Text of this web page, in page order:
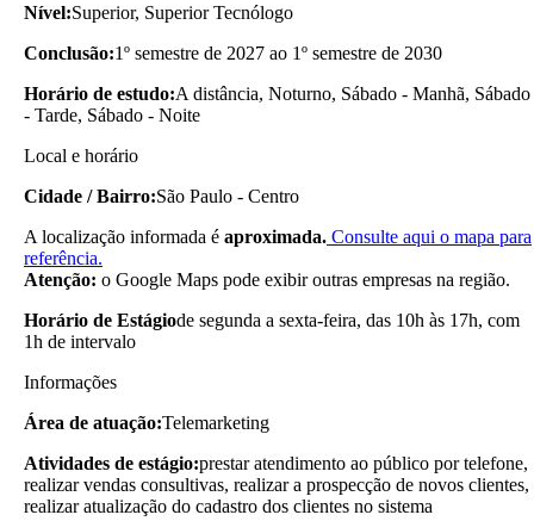
Nível:Superior, Superior Tecnólogo
Conclusão:1º semestre de 2027 ao 1º semestre de 2030
Horário de estudo:A distância, Noturno, Sábado - Manhã, Sábado
- Tarde, Sábado - Noite
Local e horário
Cidade / Bairro:São Paulo - Centro
A localização informada é aproximada. Consulte aqui o mapa para
referência.
Atenção: o Google Maps pode exibir outras empresas na região.
Horário de Estágiode segunda a sexta-feira, das 10h às 17h, com
1h de intervalo
Informações
Área de atuação:Telemarketing
Atividades de estágio:prestar atendimento ao público por telefone,
realizar vendas consultivas, realizar a prospecção de novos clientes,
realizar atualização do cadastro dos clientes no sistema